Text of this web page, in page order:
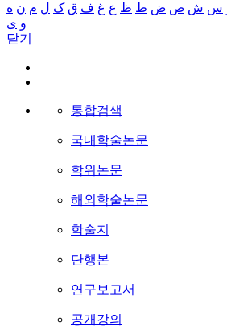
س ش ص ض ط ظ ع غ ف ق ک ل م ن ه
و ی
닫기
통합검색
국내학술논문
학위논문
해외학술논문
학술지
단행본
연구보고서
공개강의